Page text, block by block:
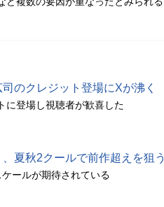
のクレジット登場にXが沸く
に登場し視聴者が歓喜した
夏秋2クールで前作超えを狙う
ールが期待されている